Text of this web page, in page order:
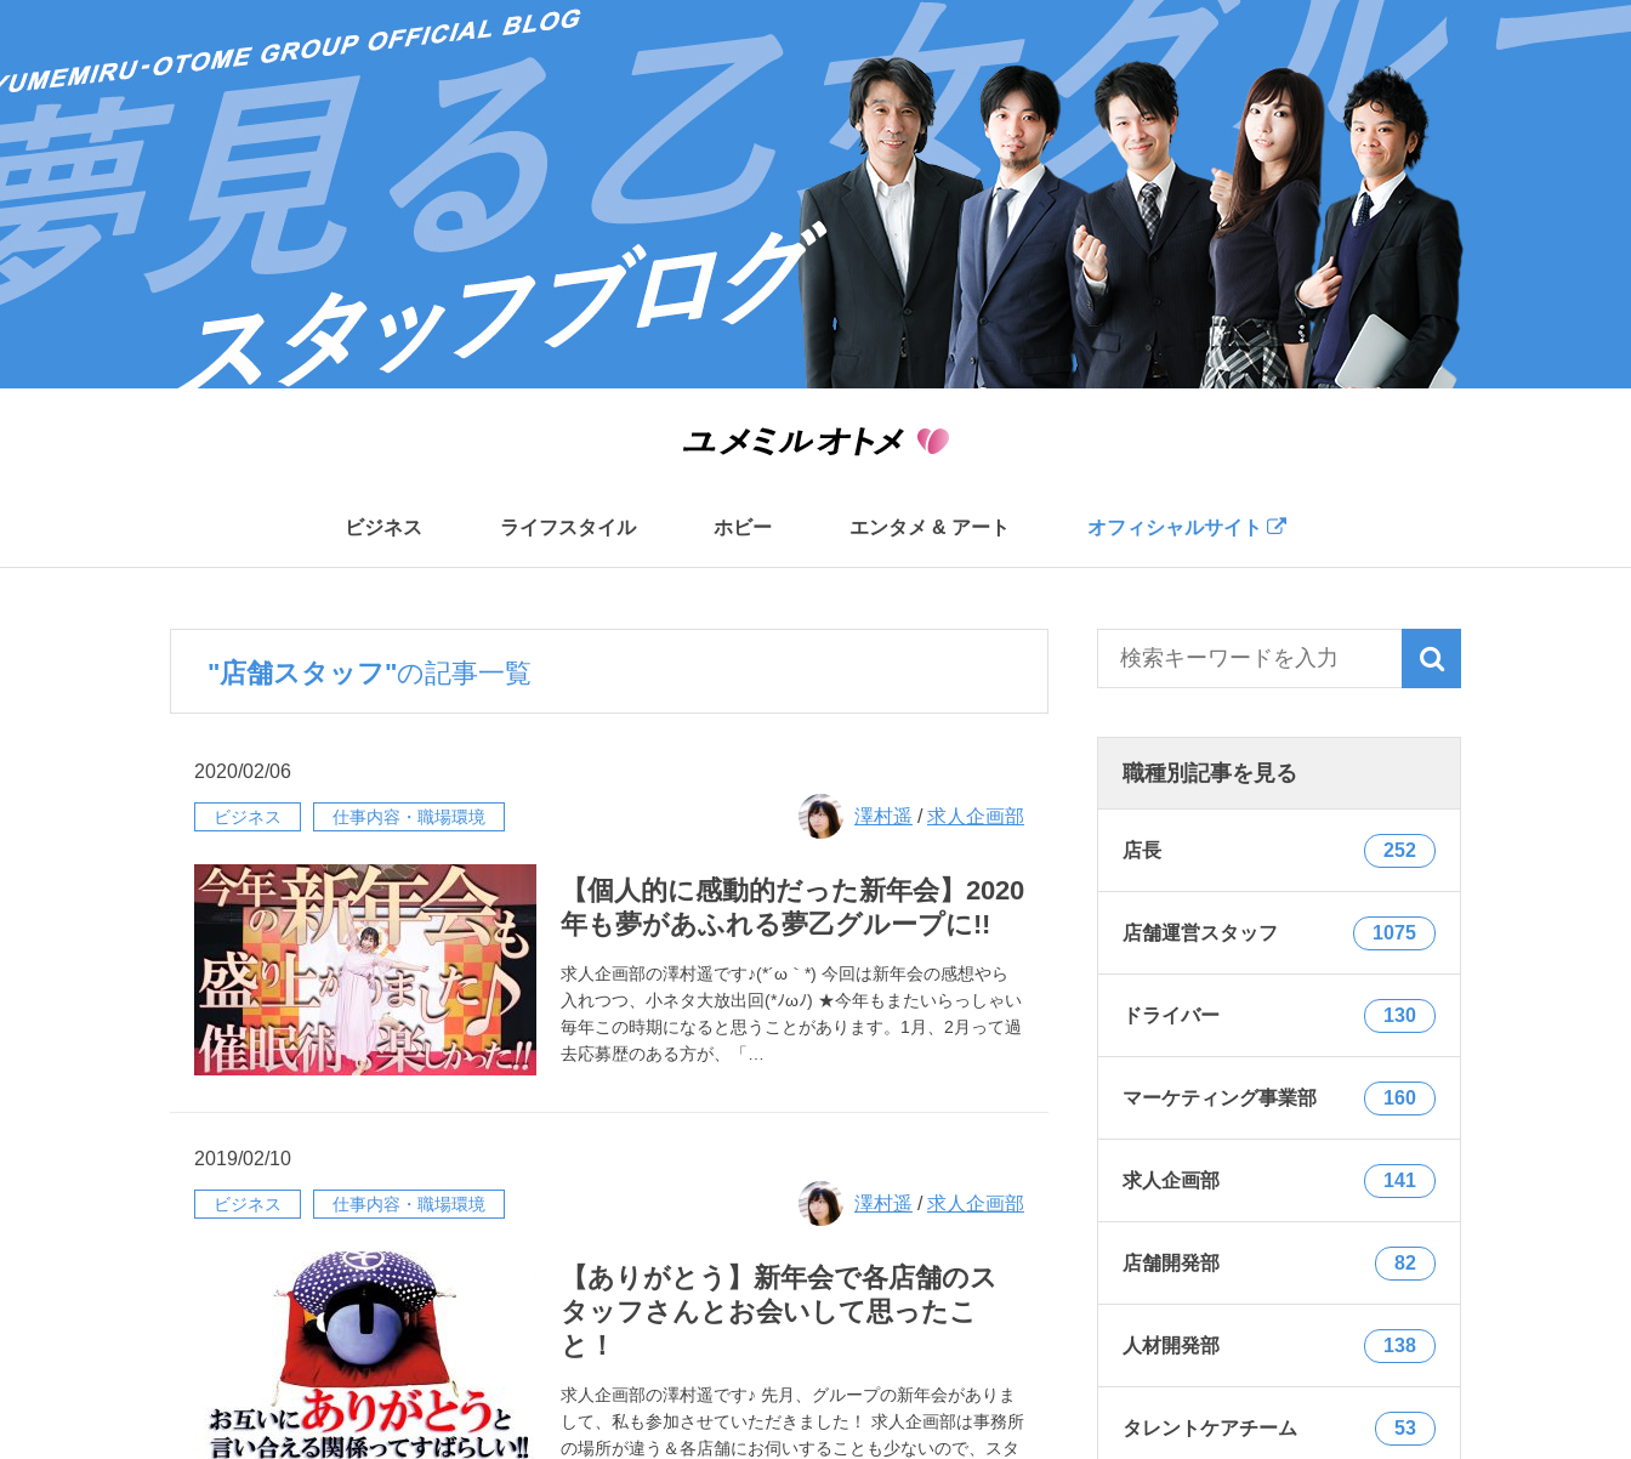
ビジネス ライフスタイル ホビー エンタメ & アート オフィシャルサイト
"店舗スタッフ"の記事一覧
2020/02/06
ビジネス 仕事内容・職場環境 澤村遥 /求人企画部
【個人的に感動的だった新年会】2020
年も夢があふれる夢乙グループに!!
求人企画部の澤村遥です♪(*´ω｀*) 今回は新年会の感想やら
入れつつ、小ネタ大放出回(*ﾉωﾉ) ★今年もまたいらっしゃい
毎年この時期になると思うことがあります。1月、2月って過
去応募歴のある方が、「…
2019/02/10
ビジネス 仕事内容・職場環境 澤村遥 /求人企画部
【ありがとう】新年会で各店舗のス
タッフさんとお会いして思ったこ
と！
求人企画部の澤村遥です♪ 先月、グループの新年会がありま
して、私も参加させていただきました！ 求人企画部は事務所
の場所が違う＆各店舗にお伺いすることも少ないので、スタ
職種別記事を見る
店長 252
店舗運営スタッフ 1075
ドライバー 130
マーケティング事業部 160
求人企画部 141
店舗開発部 82
人材開発部 138
タレントケアチーム 53